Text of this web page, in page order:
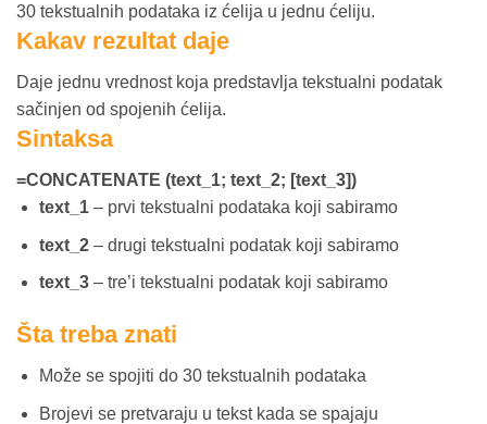
30 tekstualnih podataka iz ćelija u jednu ćeliju.
Kakav rezultat daje
Daje jednu vrednost koja predstavlja tekstualni podatak
sačinjen od spojenih ćelija.
Sintaksa
=CONCATENATE (text_1; text_2; [text_3])
text_1– prvi tekstualni podataka koji sabiramo
text_2– drugi tekstualni podatak koji sabiramo
text_3– tre’i tekstualni podatak koji sabiramo
Šta treba znati
Može se spojiti do 30 tekstualnih podataka
Brojevi se pretvaraju u tekst kada se spajaju